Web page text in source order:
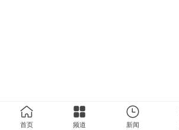
首页 频道 新闻